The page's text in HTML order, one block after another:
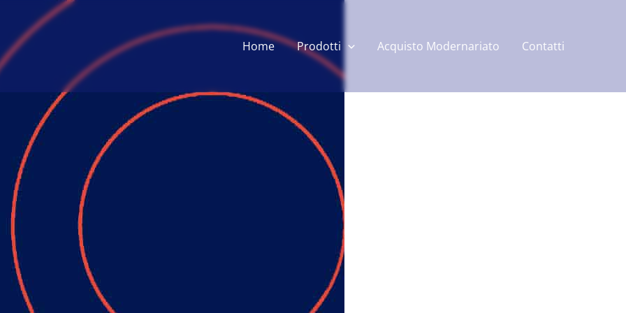
Home Prodotti Acquisto Modernariato Contatti